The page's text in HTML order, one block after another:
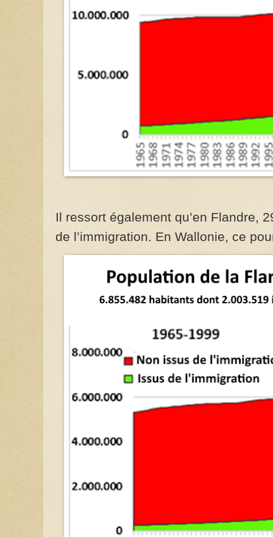
Il ressort également qu’en Flandre,
de l’immigration. En Wallonie, ce